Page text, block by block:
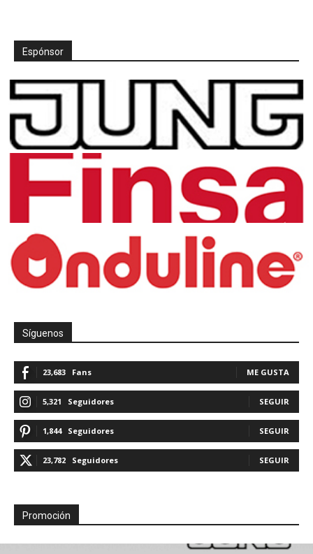
Espónsor
Síguenos
23,683 Fans ME GUSTA
5,321 Seguidores SEGUIR
1,844 Seguidores SEGUIR
23,782 Seguidores SEGUIR
Promoción